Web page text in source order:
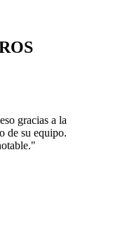
gracias a la
de su equipo.